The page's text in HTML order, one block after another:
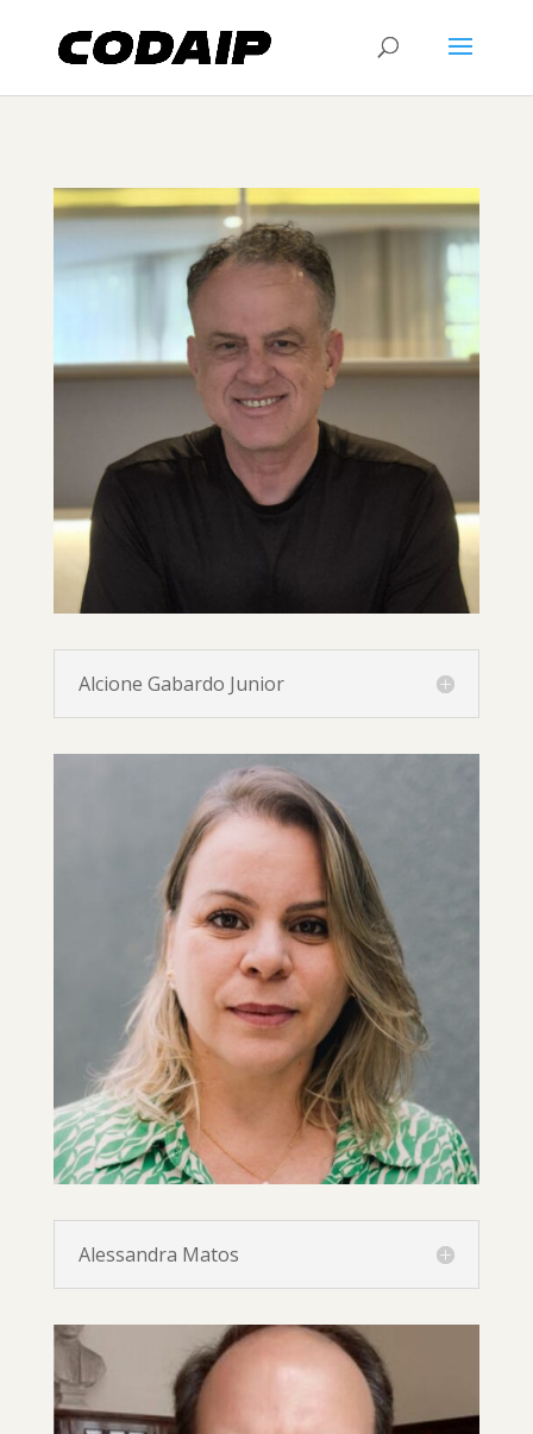
Alcione Gabardo Junior
Alessandra Matos